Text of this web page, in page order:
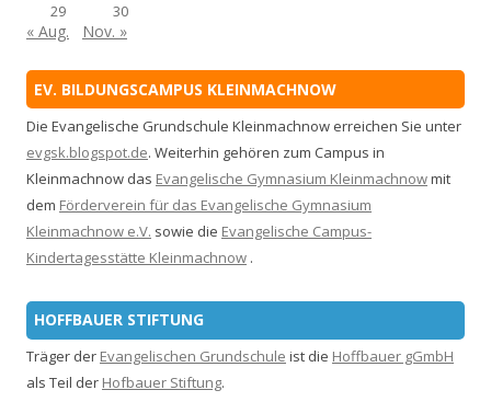
29
30
« Aug. Nov. »
EV. BILDUNGSCAMPUS KLEINMACHNOW
Die Evangelische Grundschule Kleinmachnow erreichen Sie unter
evgsk.blogspot.de. Weiterhin gehören zum Campus in
Kleinmachnow das Evangelische Gymnasium Kleinmachnowmit
dem Förderverein für das Evangelische Gymnasium
Kleinmachnow e.V. sowie die Evangelische Campus-
Kindertagesstätte Kleinmachnow .
HOFFBAUER STIFTUNG
Träger der Evangelischen Grundschule ist die Hoffbauer gGmbH
als Teil der Hofbauer Stiftung.